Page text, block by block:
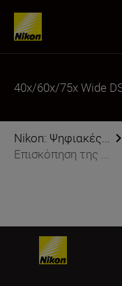
40x/60x/75x Wide
Nikon: Ψηφιακές...
Επισκόπηση της ...